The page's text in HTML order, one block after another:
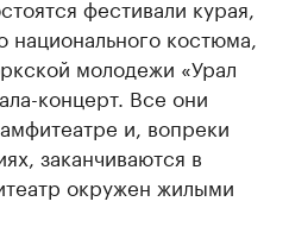
фестивали курая,
национального костюма,
молодежи «Урал
концерт. Все они
и, вопреки
заканчиваются в
окружен жилыми